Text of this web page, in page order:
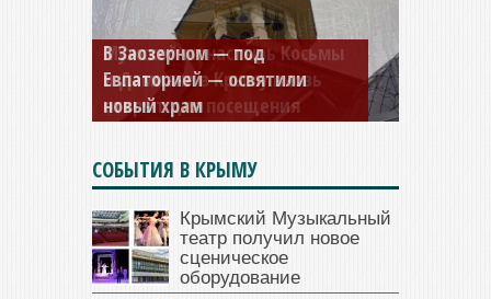
Мужской монастырь Косьмы
и Дамиана в Крыму вновь
открыт для посещения
СОБЫТИЯ В КРЫМУ
Крымский Музыкальный
театр получил новое
сценическое
оборудование